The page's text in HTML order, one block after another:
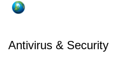
Antivirus & Security